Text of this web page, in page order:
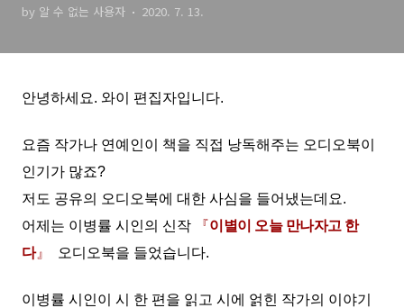
by 알 수 없는 사용자 2020. 7. 13.
안녕하세요. 와이 편집자입니다.
요즘 작가나 연예인이 책을 직접 낭독해주는 오디오북이
인기가 많죠?
저도 공유의 오디오북에 대한 사심을 들어냈는데요.
어제는 이병률 시인의 신작
『이별이 오늘 만나자고 한
다』 오디오북을 들었습니다.
이병률 시인이 시 한 편을 읽고 시에 얽힌 작가의 이야기